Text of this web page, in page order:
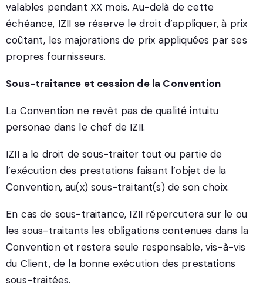
valables pendant XX mois. Au-delà de cette
échéance, IZII se réserve le droit d’appliquer, à prix
coûtant, les majorations de prix appliquées par ses
propres fournisseurs.
Sous-traitance et cession de la Convention
La Convention ne revêt pas de qualité intuitu
personae dans le chef de IZII.
IZII a le droit de sous-traiter tout ou partie de
l’exécution des prestations faisant l’objet de la
Convention, au(x) sous-traitant(s) de son choix.
En cas de sous-traitance, IZII répercutera sur le ou
les sous-traitants les obligations contenues dans la
Convention et restera seule responsable, vis-à-vis
du Client, de la bonne exécution des prestations
sous-traitées.